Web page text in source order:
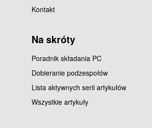
Kontakt
Na skróty
Poradnik składania PC
Dobieranie podzespołów
Lista aktywnych serii artykułów
Wszystkie artykuły